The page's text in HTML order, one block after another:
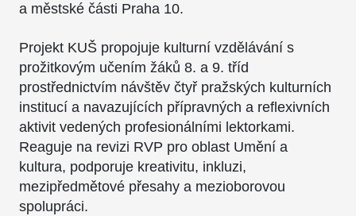
a městské části Praha 10.
Projekt KUŠ propojuje kulturní vzdělávání s
prožitkovým učením žáků 8. a 9. tříd
prostřednictvím návštěv čtyř pražských kulturních
institucí a navazujících přípravných a reflexivních
aktivit vedených profesionálními lektorkami.
Reaguje na revizi RVP pro oblast Umění a
kultura, podporuje kreativitu, inkluzi,
mezipředmětové přesahy a mezioborovou
spolupráci.